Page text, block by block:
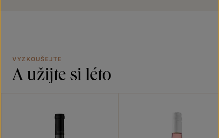
VYZKOUŠEJTE
A užijte si léto